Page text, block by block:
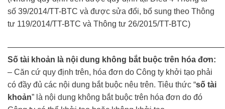
số 39/2014/TT-BTC và được sửa đổi, bổ sung theo Thông
tư 119/2014/TT-BTC và Thông tư 26/2015/TT-BTC)
———————————————————————————
Số tài khoản là nội dung không bắt buộc trên hóa đơn:
– Căn cứ quy định trên, hóa đơn do Công ty khởi tạo phải
có đầy đủ các nội dung bắt buộc nêu trên. Tiêu thức “số tài
khoản” là nội dung không bắt buộc trên hóa đơn do đó